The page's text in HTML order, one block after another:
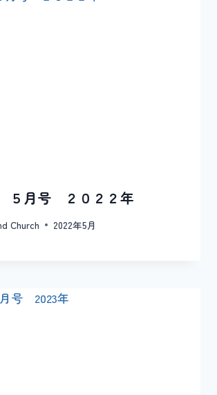
５月号 ２０２２年
Church 2022年5月